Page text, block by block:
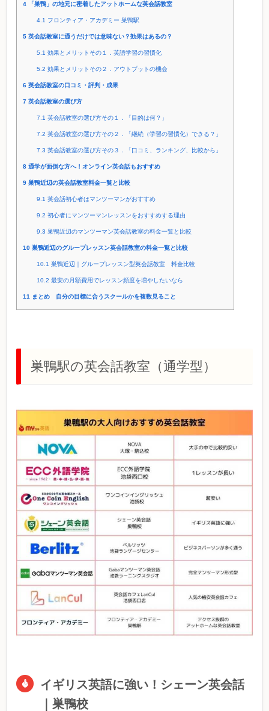
4 「巣鴨」の地元に密着したアットホームな英会話教室
4.1 フロンティア・アカデミー 巣鴨駅
5 英会話教室に通うだけでは意味ない？効果はあるの？
5.1 効果とメリットその１．英語学習の習慣化
5.2 効果とメリットその２．アウトプットの機会
6 英会話教室の口コミ・評判・成果
7 英会話教室の選び方
7.1 英会話教室の選び方その１．「目的は何？」
7.2 英会話教室の選び方その２．「継続（学習の習慣化）できる？」
7.3 英会話教室の選び方その３．「口コミ、ランキング、比較から」
8 通学が面倒な方へ！オンライン英会話もおすすめ
9 巣鴨近辺の英会話教室料金一覧と比較
9.1 英会話初心者はマンツーマンがおすすめ
9.2 初心者にマンツーマンレッスンをおすすめする理由
9.3 巣鴨近辺のマンツーマン英会話教室の料金一覧と比較
10 巣鴨近辺のグループレッスン英会話教室の料金一覧と比較
10.1 巣鴨近辺｜グループレッスン型英会話教室 料金比較
10.2 最安の月額費用でレッスン頻度を増やしたいなら
11 まとめ 自分の目標に合うスクールかを複数見ること
巣鴨駅の英会話教室（通学型）
イギリス英語に強い！シェーン英会話
｜巣鴨校